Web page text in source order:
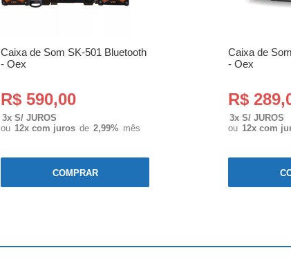
Caixa de Som SK-501 Bluetooth
- Oex
R$ 590,00
3x S/ JUROS
ou 12x com juros de 2,99% mês
COMPRAR
Caixa de
- Oex
R$
3x S/ JUROS
ou 12x com